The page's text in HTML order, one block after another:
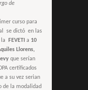
de
curso para
se dictó en las
la
FEVETI a 10
Llorens,
que serían
certificados
a su vez serian
de la modalidad